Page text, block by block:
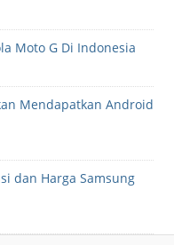
Moto G Di Indonesia
Mendapatkan Android
dan Harga Samsung